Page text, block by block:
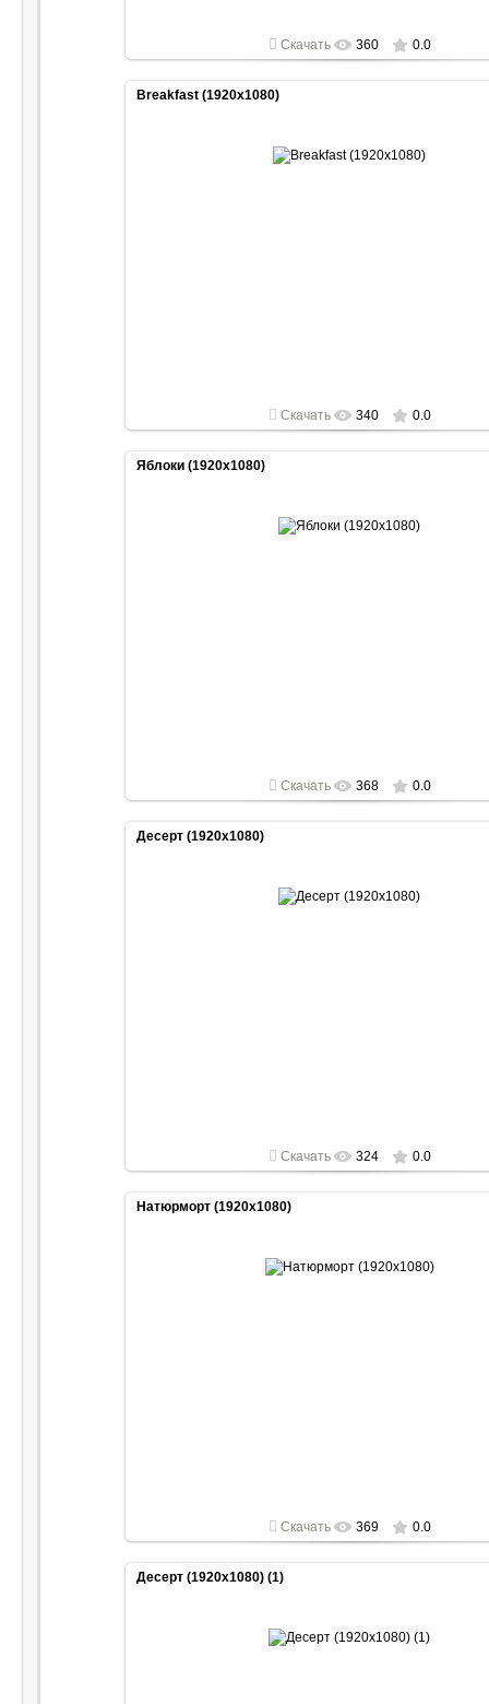
Скачать 360 0.0
Breakfast (1920x1080)
Скачать 340 0.0
Яблоки (1920x1080)
Скачать 368 0.0
Десерт (1920x1080)
Скачать 324 0.0
Натюрморт (1920x1080)
Скачать 369 0.0
Десерт (1920x1080) (1)